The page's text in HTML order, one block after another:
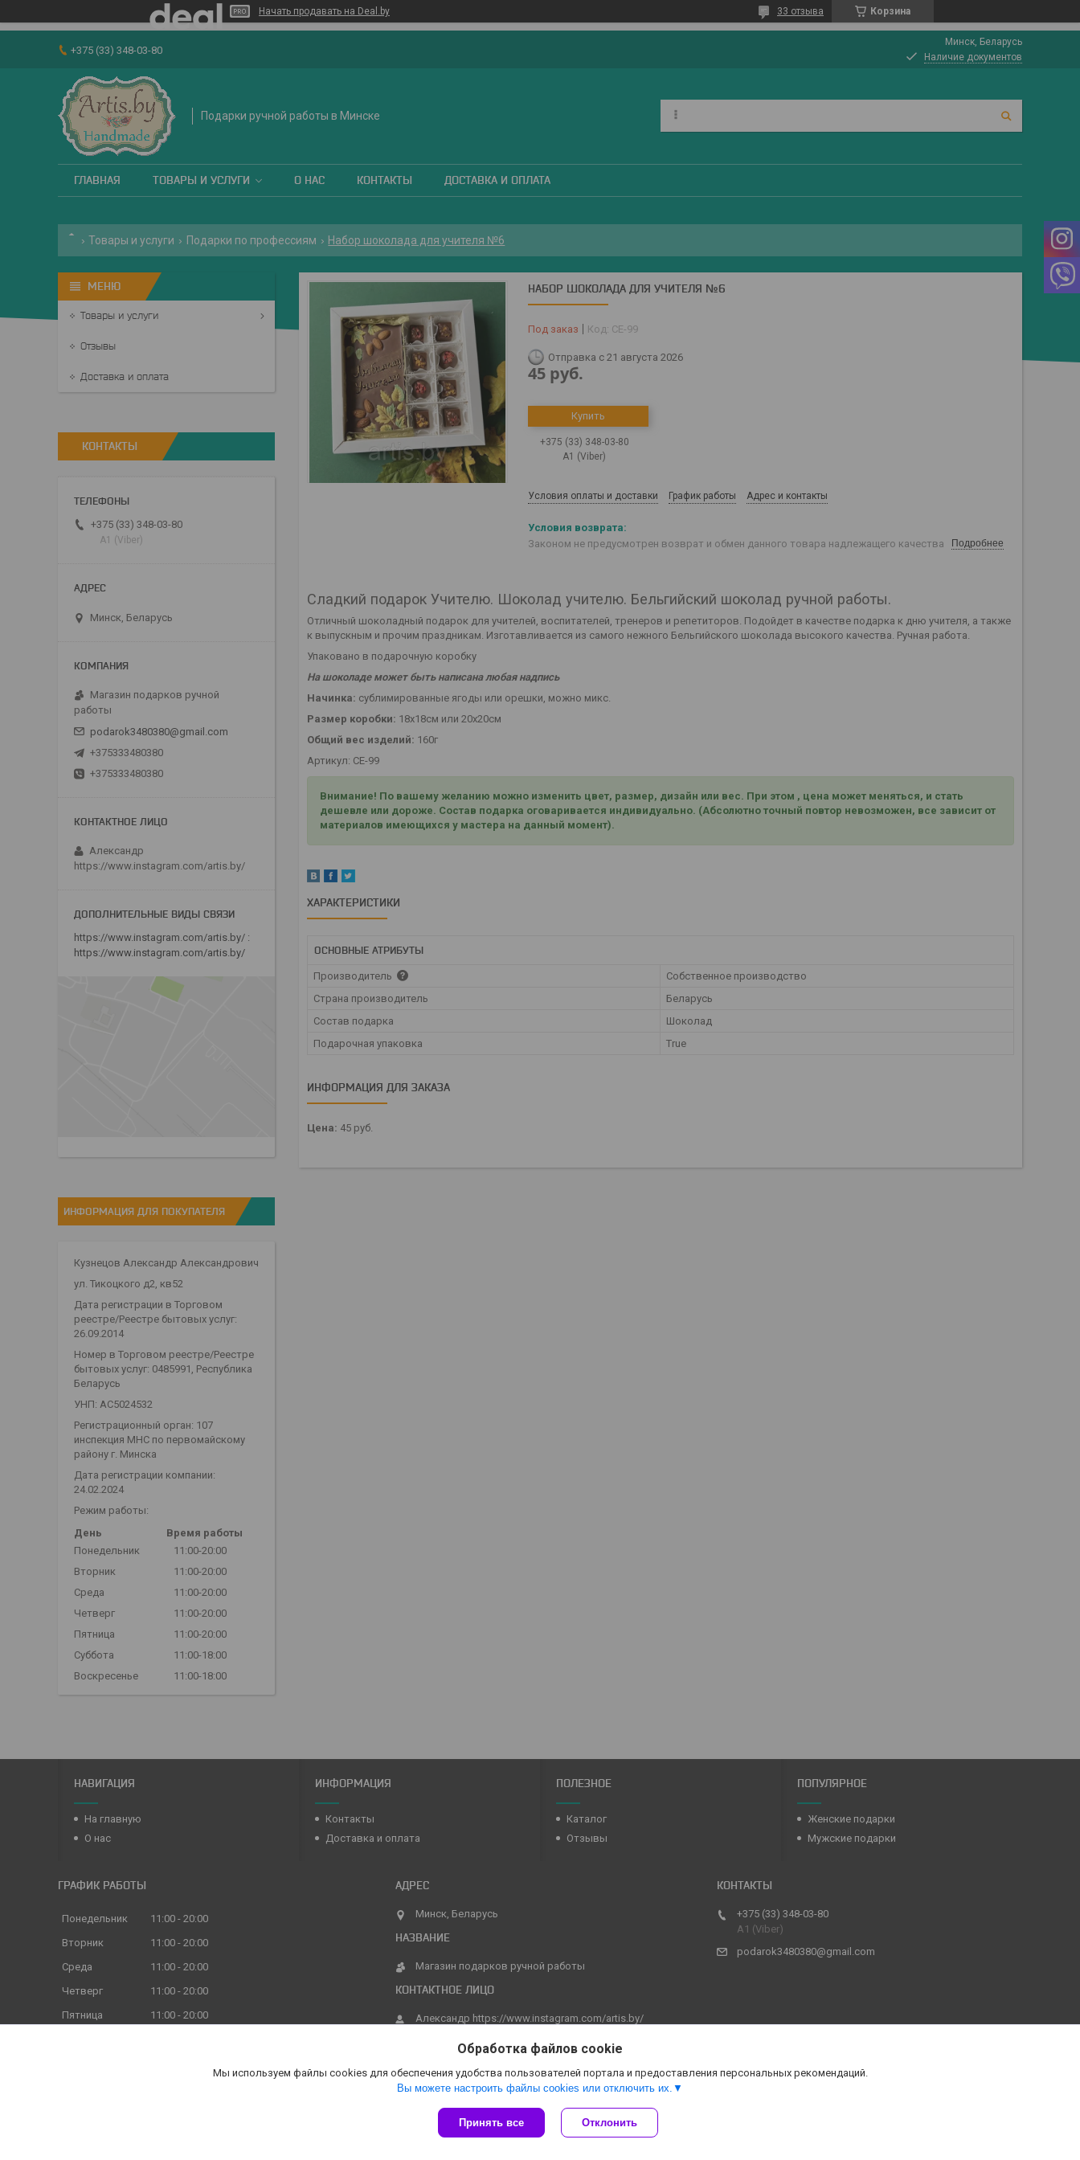
Начать продавать на Deal.by Корзина
33 отзыва
+375 (33) 348-03-80
Минск, Беларусь
Наличие документов
Подарки ручной работы в Минске
ГЛАВНАЯ ТОВАРЫ И УСЛУГИ О НАС КОНТАКТЫ ДОСТАВКА И ОПЛАТА
Товары и услуги Подарки по профессиям Набор шоколада для учителя №6
НАБОР ШОКОЛАДА ДЛЯ УЧИТЕЛЯ №6
Под заказ Код: СЕ-99
Отправка с 21 августа 2026
45 руб.
Купить
+375 (33) 348-03-80
А1 (Viber)
Условия оплаты и доставки График работы Адрес и контакты
Законом не предусмотрен возврат и обмен данного товара надлежащего качества Подробнее
Сладкий подарок Учителю. Шоколад учителю. Бельгийский шоколад ручной работы.
Отличный шоколадный подарок для учителей, воспитателей, тренеров и репетиторов. Подойдет в качестве подарка к дню учителя, а также
к выпускным и прочим праздникам. Изготавливается из самого нежного Бельгийского шоколада высокого качества. Ручная работа.
Упаковано в подарочную коробку
На шоколаде может быть написана любая надпись
Начинка: сублимированные ягоды или орешки, можно микс.
Размер коробки: 18х18см или 20х20см
Общий вес изделий: 160г
Артикул: СЕ-99
Внимание! По вашему желанию можно изменить цвет, размер, дизайн или вес. При этом , цена может меняться, и стать
дешевле или дороже. Состав подарка оговаривается индивидуально. (Абсолютно точный повтор невозможен, все зависит от
материалов имеющихся у мастера на данный момент).
ХАРАКТЕРИСТИКИ
ОСНОВНЫЕ АТРИБУТЫ
Производитель
Собственное производство
Страна производитель
Беларусь
Состав подарка
Шоколад
Подарочная упаковка
True
ИНФОРМАЦИЯ ДЛЯ ЗАКАЗА
Цена: 45 руб.
Товары и услуги
Отзывы
Доставка и оплата
КОНТАКТЫ
+375 (33) 348-03-80
А1 (Viber)
Минск, Беларусь
Магазин подарков ручной
работы
podarok3480380@gmail.com
+375333480380
+375333480380
Александр
https://www.instagram.com/artis.by/
https://www.instagram.com/artis.by/
https://www.instagram.com/artis.by/
ИНФОРМАЦИЯ ДЛЯ ПОКУПАТЕЛЯ
Кузнецов Александр Александрович
ул. Тикоцкого д2, кв52
Дата регистрации в Торговом
реестре/Реестре бытовых услуг:
26.09.2014
Номер в Торговом реестре/Реестре
бытовых услуг: 0485991, Республика
Беларусь
УНП: АС5024532
Регистрационный орган: 107
инспекция МНС по первомайскому
району г. Минска
Дата регистрации компании:
24.02.2024
Режим работы:
День
Время работы
Понедельник
11:00-20:00
Вторник
11:00-20:00
Среда
11:00-20:00
Четверг
11:00-20:00
Пятница
11:00-20:00
Суббота
11:00-18:00
Воскресенье
11:00-18:00
НАВИГАЦИЯ
На главную
О нас
ИНФОРМАЦИЯ
Контакты
Доставка и оплата
ПОЛЕЗНОЕ
Каталог
Отзывы
ПОПУЛЯРНОЕ
Женские подарки
Мужские подарки
ГРАФИК РАБОТЫ
Понедельник 11:00
20:00
Вторник
11:00
20:00
Среда
11:00
20:00
Четверг
11:00
20:00
Пятница
11:00
20:00
Минск, Беларусь
Магазин подарков ручной работы
Александр https://www.instagram.com/artis.by/
+375 (33) 348-03-80
А1 (Viber)
podarok3480380@gmail.com
Сайт создан на платформе Deal.by
Политика обработки файлов cookies
Обработка файлов cookie
Мы используем файлы cookies для обеспечения удобства пользователей портала и предоставления персональных рекомендаций.
Вы можете настроить файлы cookies или отключить их.
Принять все Отклонить